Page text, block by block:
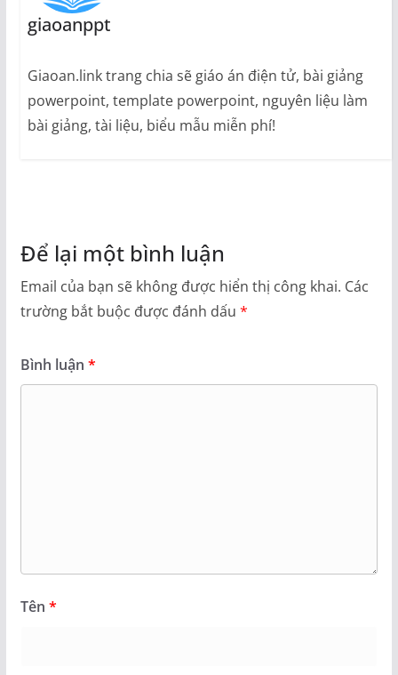
giaoanppt
Giaoan.link trang chia sẽ giáo án điện tử, bài giảng
powerpoint, template powerpoint, nguyên liệu làm
bài giảng, tài liệu, biểu mẫu miễn phí!
Để lại một bình luận
Email của bạn sẽ không được hiển thị công khai. Các
trường bắt buộc được đánh dấu *
Bình luận *
Tên *